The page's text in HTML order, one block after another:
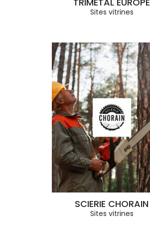
Sites vitrines
SCIERIE CHORAIN
Sites vitrines